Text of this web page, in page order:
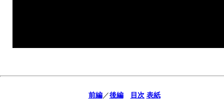
前編／後編 目次 表紙